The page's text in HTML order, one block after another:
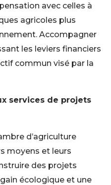
avec celles à
agricoles plus
Accompagner
les leviers financiers
commun visé par la
services de projets
d’agriculture
moyens et leurs
des projets
écologique et une